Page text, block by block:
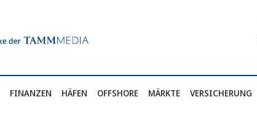
FINANZEN HÄFEN OFFSHORE MÄRKTE VERSICHERUNG